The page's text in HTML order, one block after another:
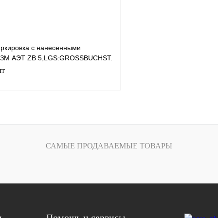
с нанесенными
АЭТ ZB 5,LGS:GROSSBUCHST.
САМЫЕ ПРОДАВАЕМЫЕ ТОВАРЫ